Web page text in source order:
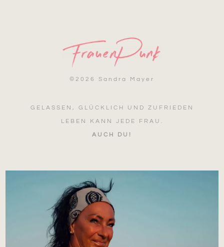
© 2026 Sandra Mayer
GELASSEN, GLÜCKLICH UND ZUFRIEDEN
LEBEN KANN JEDE FRAU.
AUCH DU!